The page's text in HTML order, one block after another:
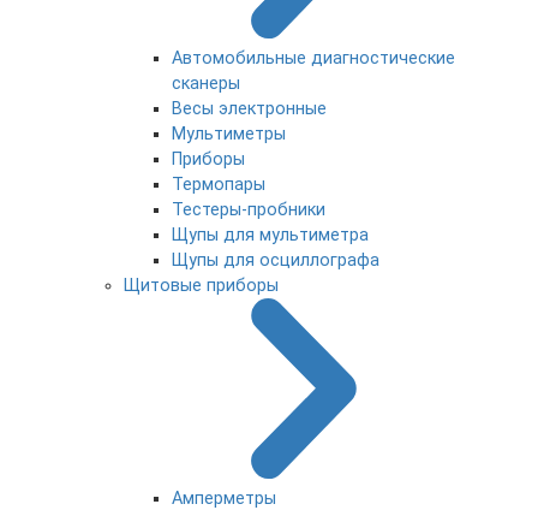
Автомобильные диагностические
сканеры
Весы электронные
Мультиметры
Приборы
Термопары
Тестеры-пробники
Щупы для мультиметра
Щупы для осциллографа
Щитовые приборы
Амперметры